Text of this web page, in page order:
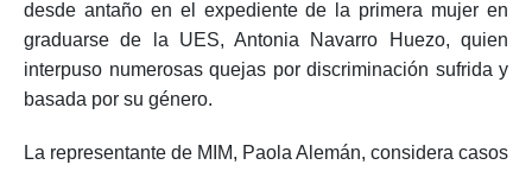
desde antaño en el expediente de la primera mujer en
graduarse de la UES, Antonia Navarro Huezo, quien
interpuso numerosas quejas por discriminación sufrida y
basada por su género.
La representante de MIM, Paola Alemán, considera casos